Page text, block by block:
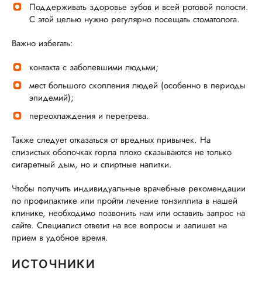
Поддерживать здоровье зубов и всей ротовой полости.
С этой целью нужно регулярно посещать стоматолога.
Важно избегать:
контакта с заболевшими людьми;
мест большого скопления людей (особенно в периоды
эпидемий);
переохлаждения и перегрева.
Также следует отказаться от вредных привычек. На
слизистых оболочках горла плохо сказываются не только
сигаретный дым, но и спиртные напитки.
Чтобы получить индивидуальные врачебные рекомендации
по профилактике или пройти лечение тонзиллита в нашей
клинике, необходимо позвонить нам или оставить запрос на
сайте. Специалист ответит на все вопросы и запишет на
прием в удобное время.
ИСТОЧНИКИ